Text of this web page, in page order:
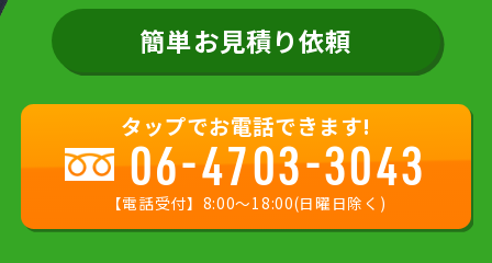
簡単お見積り依頼
タップでお電話できます!
06-4703-3043
【電話受付】8:00〜18:00(日曜日除く)